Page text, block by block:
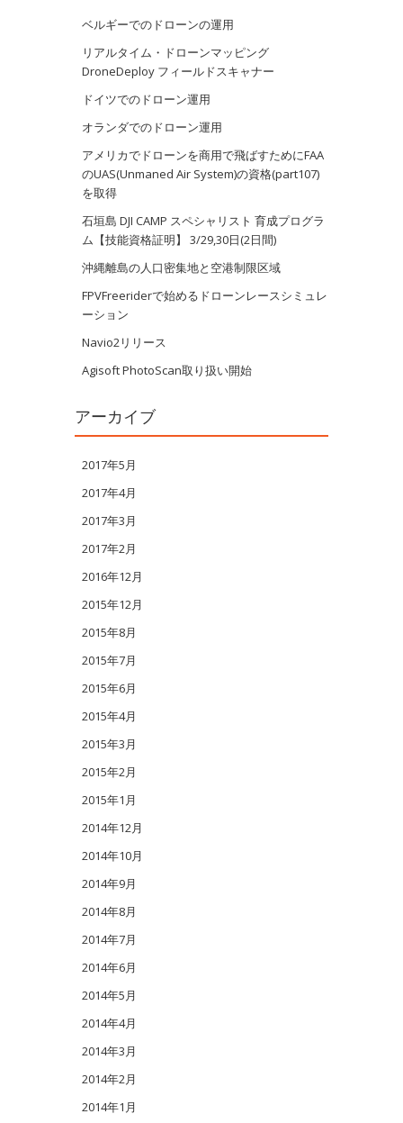
ベルギーでのドローンの運用
リアルタイム・ドローンマッピング
DroneDeploy フィールドスキャナー
ドイツでのドローン運用
オランダでのドローン運用
アメリカでドローンを商用で飛ばすためにFAA
のUAS(Unmaned Air System)の資格(part107)
を取得
石垣島 DJI CAMP スペシャリスト 育成プログラ
ム【技能資格証明】 3/29,30日(2日間)
沖縄離島の人口密集地と空港制限区域
FPVFreeriderで始めるドローンレースシミュレ
ーション
Navio2リリース
Agisoft PhotoScan取り扱い開始
アーカイブ
2017年5月
2017年4月
2017年3月
2017年2月
2016年12月
2015年12月
2015年8月
2015年7月
2015年6月
2015年4月
2015年3月
2015年2月
2015年1月
2014年12月
2014年10月
2014年9月
2014年8月
2014年7月
2014年6月
2014年5月
2014年4月
2014年3月
2014年2月
2014年1月